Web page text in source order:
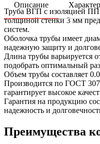
Описание
Труба ВГП с изоляцией
толщиной стенки 3 мм
систем.
Оболочка трубы имеет
надежную защиту и
Длина трубы варьируется
подобрать оптимальный
Объем трубы составляет
Производится по ГОСТ
гарантирует высокое
Гарантия на продукцию
надежность и
Преимущества